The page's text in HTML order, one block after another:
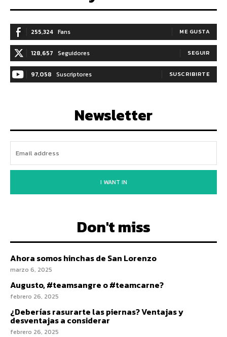
255,324 Fans ME GUSTA
128,657 Seguidores SEGUIR
97,058 Suscriptores SUSCRIBIRTE
Newsletter
I WANT IN
Don't miss
Ahora somos hinchas de San Lorenzo
marzo 6, 2025
Augusto, #teamsangre o #teamcarne?
febrero 26, 2025
¿Deberías rasurarte las piernas? Ventajas y
desventajas a considerar
febrero 26, 2025